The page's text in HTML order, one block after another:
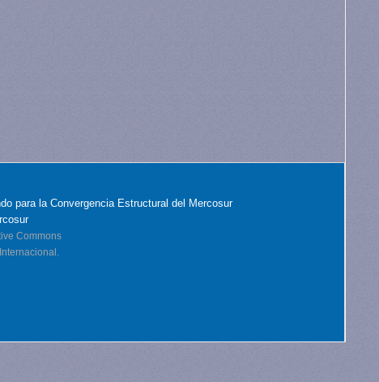
para la Convergencia Estructural del Mercosur
Commons